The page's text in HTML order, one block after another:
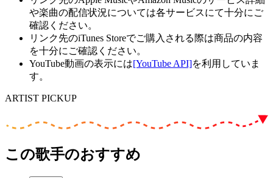
や楽曲の配信状況については各サービスにて十分にご
確認ください。
リンク先のiTunes Storeでご購入される際は商品の内容
を十分にご確認ください。
YouTube動画の表示には[YouTube API]を利用していま
す。
ARTIST PICKUP
この歌手のおすすめ